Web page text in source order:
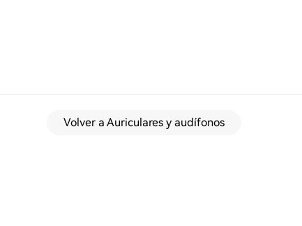
Volver a Auriculares y audífonos